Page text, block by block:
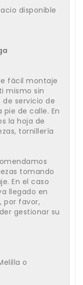
disponible
fácil montaje
mismo sin
de servicio de
de calle. En
la hoja de
tornillería
tomando
En el caso
llegado en
por favor,
gestionar su
o